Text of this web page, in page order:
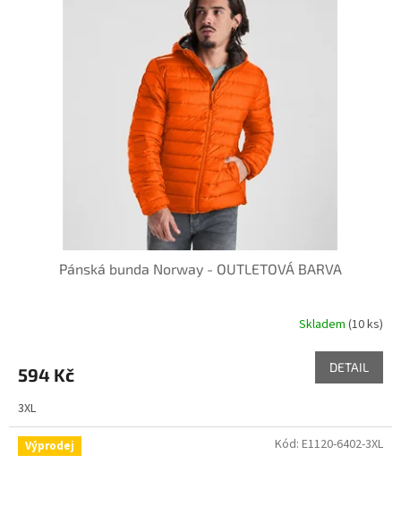
Pánská bunda Norway - OUTLETOVÁ BARVA
Skladem (10 ks)
594 Kč DETAIL
3XL
Výprodej Kód: E1120-6402-3XL